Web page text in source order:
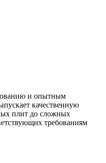
и опытным
качественную
плит до сложных
требованиям